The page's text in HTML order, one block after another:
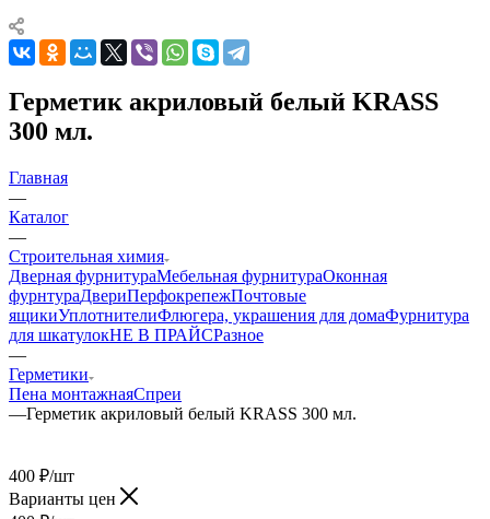
Герметик акриловый белый KRASS
300 мл.
Главная
—
Каталог
—
Строительная химия
Дверная фурнитураМебельная фурнитураОконная
фурнтураДвериПерфокрепежПочтовые
ящикиУплотнителиФлюгера, украшения для домаФурнитура
для шкатулокНЕ В ПРАЙСРазное
—
Герметики
Пена монтажнаяСпреи
—Герметик акриловый белый KRASS 300 мл.
400 ₽/шт
Варианты цен